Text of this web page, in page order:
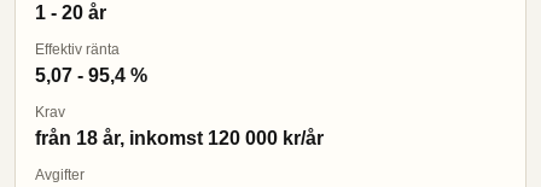
1 - 20 år
Effektiv ränta
5,07 - 95,4 %
Krav
från 18 år, inkomst 120 000 kr/år
Avgifter